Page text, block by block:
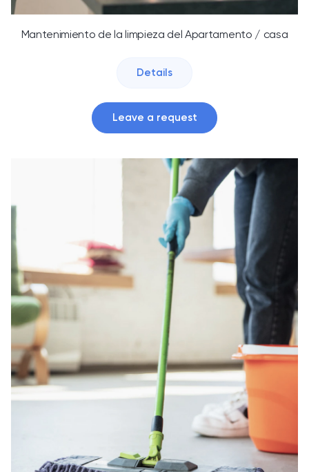
Mantenimiento de la limpieza del Apartamento / casa
Details
Leave a request